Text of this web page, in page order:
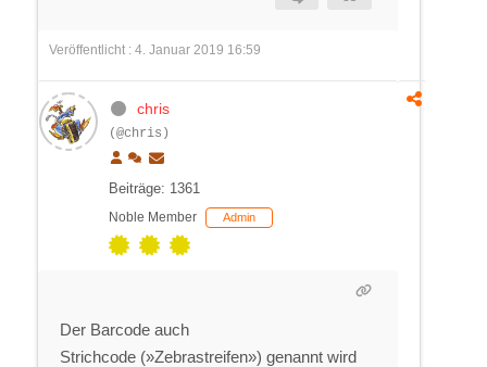
Veröffentlicht : 4. Januar 2019 16:59
chris
(@chris)
Beiträge: 1361
Noble Member Admin
Der Barcode auch
Strichcode (»Zebrastreifen») genannt wird